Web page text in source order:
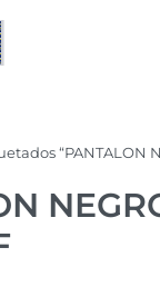
“PANTALON